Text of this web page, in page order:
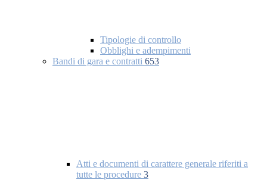
Tipologie di controllo
Obblighi e adempimenti
Bandi di gara e contratti 653
Atti e documenti di carattere generale riferiti a
tutte le procedure 3